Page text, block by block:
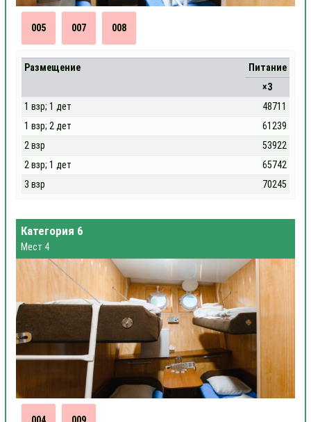
005 007 008
Размещение
Питание
×3
1 взр; 1 дет
48711
1 взр; 2 дет
61239
2 взр
53922
2 взр; 1 дет
65742
3 взр
70245
Категория 6
Мест 4
004 009